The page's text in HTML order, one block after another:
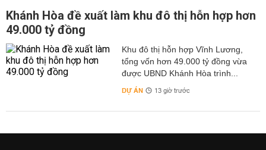
Khánh Hòa đề xuất làm khu đô thị hỗn hợp hơn
49.000 tỷ đồng
Khu đô thị hỗn hợp Vĩnh Lương,
tổng vốn hơn 49.000 tỷ đồng vừa
được UBND Khánh Hòa trình...
DỰ ÁN 13 giờ trước